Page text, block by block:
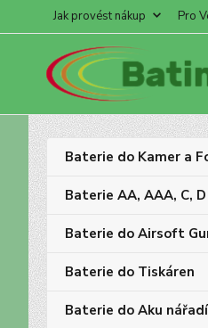
Jak provést nákup Pro
Baterie do Kamer a
Baterie AA, AAA, C,
Baterie do Airsoft
Baterie do Tiskáren
Baterie do Aku nářadí